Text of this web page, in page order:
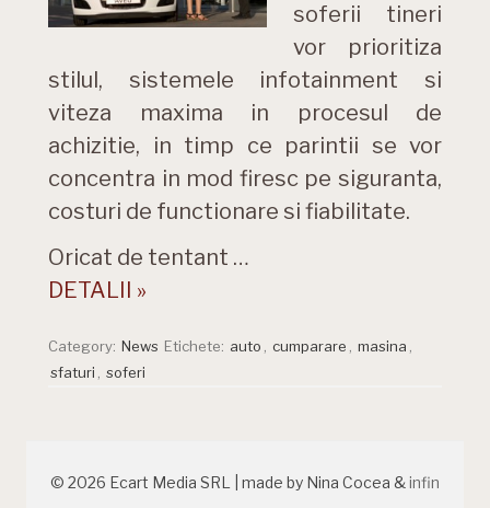
soferii tineri
vor prioritiza
stilul, sistemele infotainment si
viteza maxima in procesul de
achizitie, in timp ce parintii se vor
concentra in mod firesc pe siguranta,
costuri de functionare si fiabilitate.
Oricat de tentant …
DETALII »
Category: News Etichete: auto cumparare masina
sfaturi
soferi
© 2026 Ecart Media SRL | made by Nina Cocea &infin